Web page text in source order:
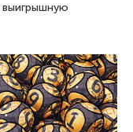
выигрышную